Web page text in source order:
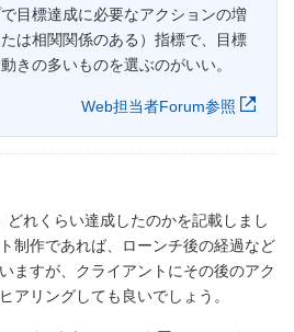
目標達成に必要なアクションの増
は相関関係のある）指標で、目標
きの多いものを選ぶのがいい。
Web担当者Forum参照
どれくらい達成したのかを記載しまし
制作であれば、ローンチ後の経過など
ますが、クライアントにその後のアク
アリングしても良いでしょう。